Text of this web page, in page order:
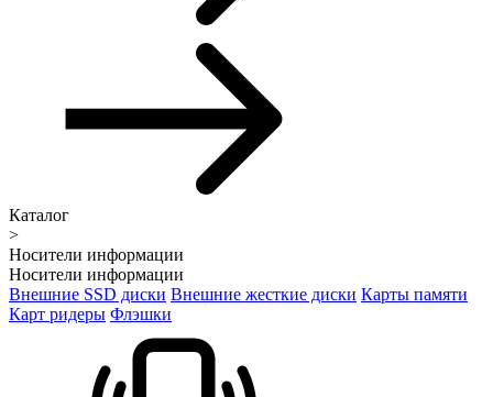
Каталог
>
Носители информации
Носители информации
Внешние SSD диски Внешние жесткие диски Карты памяти
Карт ридеры Флэшки